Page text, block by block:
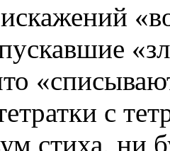
с
стиха, ни